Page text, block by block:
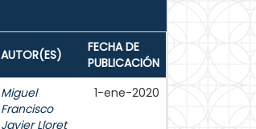
AUTOR(ES)
FECHA DE
PUBLICACIÓN
Miguel
Francisco
Javier Lloret
1-ene-2020